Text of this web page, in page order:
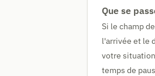
Que se
Si le champ
l'arrivée et le
votre
temps de